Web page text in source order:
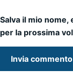
Salva il mio
per la prossima